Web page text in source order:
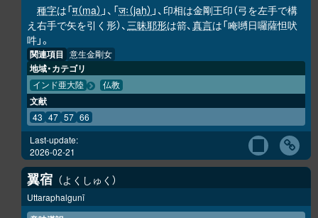
種字は「म（ma） 」、「जः（jaḥ） 」、印相は金剛王印（弓を左手で構
え右手で矢を引く形）、三昧耶形は箭、真言は「唵嚩日囉薩怛吠
吽」。
関連項目 意生金剛女
地域・カテゴリ
インド亜大陸 仏教
文献
43 47 57 66
Last-update:
2026-02-21
翼宿 よくしゅく
Uttaraphalgunī